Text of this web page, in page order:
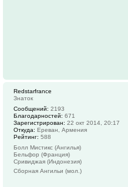
Redstarfrance
Знаток
Сообщений: 2193
Благодарностей: 671
Зарегистрирован: 22 окт 2014, 20:17
Откуда: Ереван, Армения
Рейтинг: 588
Болл Мистикс (Ангилья)
Бельфор (Франция)
Сривиджая (Индонезия)
Сборная Ангильи (мол.)